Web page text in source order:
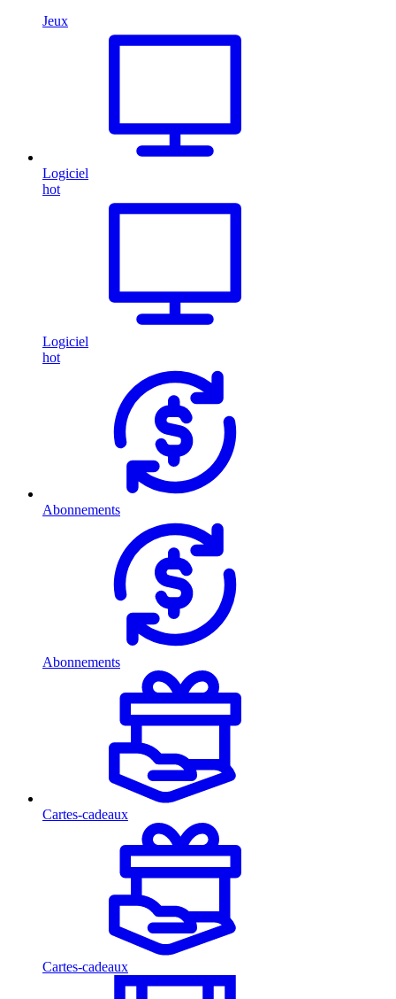
Jeux
Logiciel
hot
Logiciel
hot
Abonnements
Abonnements
Cartes-cadeaux
Cartes-cadeaux